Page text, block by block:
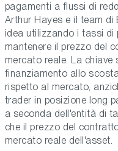
pagamenti a flussi di
Arthur Hayes e il team
idea utilizzando i tassi
mantenere il prezzo del
mercato reale. La
finanziamento allo
rispetto al mercato,
trader in posizione long
a seconda dell'entità di
che il prezzo del
mercato reale dell'asset.